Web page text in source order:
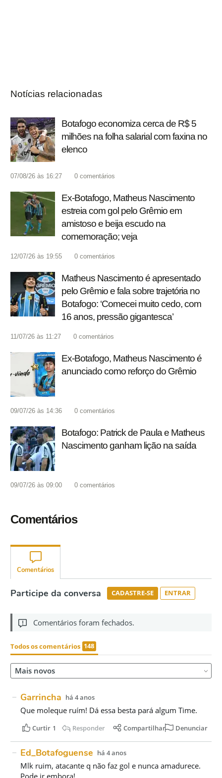
Notícias relacionadas
Botafogo economiza cerca de R$ 5
milhões na folha salarial com faxina no
elenco
07/08/26 às 16:27 0 comentários
Ex-Botafogo, Matheus Nascimento
estreia com gol pelo Grêmio em
amistoso e beija escudo na
comemoração; veja
12/07/26 às 19:55 0 comentários
Matheus Nascimento é apresentado
pelo Grêmio e fala sobre trajetória no
Botafogo: ‘Comecei muito cedo, com
16 anos, pressão gigantesca’
11/07/26 às 11:27 0 comentários
Ex-Botafogo, Matheus Nascimento é
anunciado como reforço do Grêmio
09/07/26 às 14:36 0 comentários
Botafogo: Patrick de Paula e Matheus
Nascimento ganham lição na saída
09/07/26 às 09:00 0 comentários
Comentários